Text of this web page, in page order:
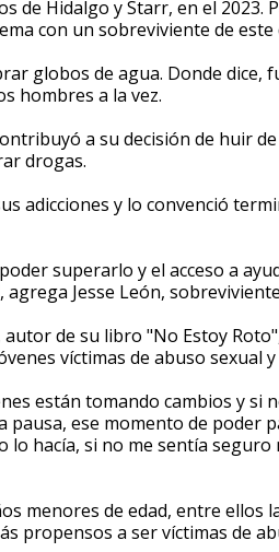
de Hidalgo y Starr, en el 2023.
con un sobreviviente de este
globos de agua. Donde dice,
hombres a la vez.
a su decisión de huir de
drogas.
adicciones y lo convenció
superarlo y el acceso a
Jesse León,
de su libro "No Estoy
víctimas de abuso sexual
están tomando cambios y si
ese momento de poder
hacía, si no me sentía seguro
menores de edad, entre ellos
propensos a ser víctimas de